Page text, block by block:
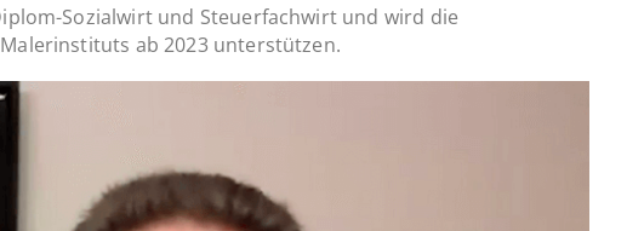
Sozialwirt und Steuerfachwirt und wird die
ab 2023 unterstützen.